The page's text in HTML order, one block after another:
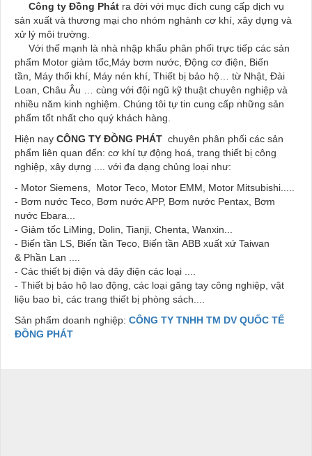
Công ty Đồng Phát ra đời với mục đích cung cấp dịch vụ
sản xuất và thương mại cho nhóm nghành cơ khí, xây dựng và
xử lý môi trường.
Với thế mạnh là nhà nhập khẩu phân phối trực tiếp các sản
phẩm Motor giảm tốc,Máy bơm nước, Động cơ điện, Biến
tần, Máy thổi khí, Máy nén khí, Thiết bị bảo hộ… từ Nhật, Đài
Loan, Châu Âu … cùng với đội ngũ kỹ thuật chuyên nghiệp và
nhiều năm kinh nghiệm. Chúng tôi tự tin cung cấp những sản
phẩm tốt nhất cho quý khách hàng.
Hiện nay CÔNG TY ĐỒNG PHÁT chuyên phân phối các sản
phẩm liên quan đến: cơ khí tự động hoá, trang thiết bị công
nghiệp, xây dựng .... với đa dạng chủng loại như:
- Motor Siemens, Motor Teco, Motor EMM, Motor Mitsubishi.....
- Bơm nước Teco, Bơm nước APP, Bơm nước Pentax, Bơm
nước Ebara...
- Giảm tốc LiMing, Dolin, Tianji, Chenta, Wanxin...
- Biến tần LS, Biến tần Teco, Biến tần ABB xuất xứ Taiwan
& Phần Lan ....
- Các thiết bị điện và dây điện các loại ....
- Thiết bị bảo hộ lao động, các loại găng tay công nghiệp, vật
liệu bao bì, các trang thiết bị phòng sách....
Sản phẩm doanh nghiệp: CÔNG TY TNHH TM DV QUỐC TẾ
ĐỒNG PHÁT